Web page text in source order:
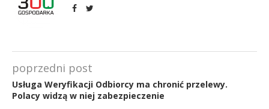
poprzedni post
Usługa Weryfikacji Odbiorcy ma chronić przelewy.
Polacy widzą w niej zabezpieczenie